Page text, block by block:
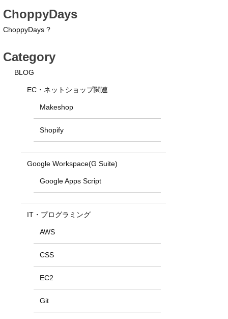
ChoppyDays
ChoppyDays ?
Category
BLOG
EC・ネットショップ関連
Makeshop
Shopify
Google Workspace(G Suite)
Google Apps Script
IT・プログラミング
AWS
CSS
EC2
Git